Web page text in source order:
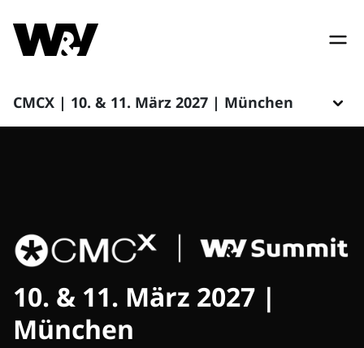
CMCX | 10. & 11. März 2027 | München
10. & 11. März 2027 |
München